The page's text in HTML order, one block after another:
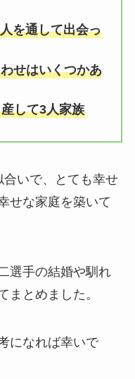
を通して出会っ
せはいくつかあ
して3人家族
いで、とても幸せ
せな家庭を築いて
選手の結婚や馴れ
まとめました。
になれば幸いで